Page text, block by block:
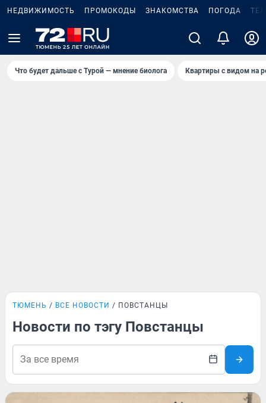
НЕДВИЖИМОСТЬ ПРОМОКОДЫ ЗНАКОМСТВА ПОГОДА
Что будет дальше с Турой — мнение биолога Квартиры с видом на
ТЮМЕНЬ ВСЕ НОВОСТИ ПОВСТАНЦЫ
Новости по тэгу Повстанцы